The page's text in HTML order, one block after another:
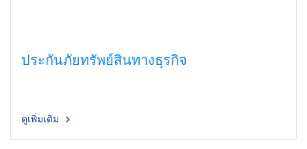
ประกันภัยทรัพย์สินทางธุรกิจ
ดูเพิ่มเติม